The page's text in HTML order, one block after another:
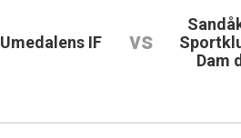
Umedalens IF vs
Dam